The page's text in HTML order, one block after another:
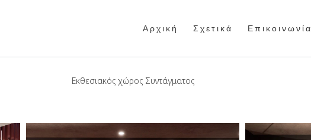
Α ρ χ ι κ ή Σ χ ε τ ι κ ά Ε π ι κ ο ι ν ω ν ί α
Εκθεσιακός χώρος Συντάγματος